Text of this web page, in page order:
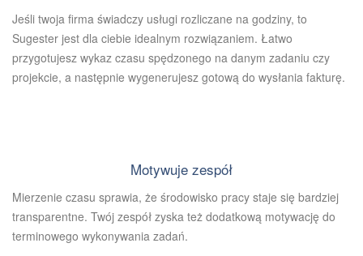
Jeśli twoja firma świadczy usługi rozliczane na godziny, to
Sugester jest dla ciebie idealnym rozwiązaniem. Łatwo
przygotujesz wykaz czasu spędzonego na danym zadaniu czy
projekcie, a następnie wygenerujesz gotową do wysłania fakturę.
Motywuje zespół
Mierzenie czasu sprawia, że środowisko pracy staje się bardziej
transparentne. Twój zespół zyska też dodatkową motywację do
terminowego wykonywania zadań.